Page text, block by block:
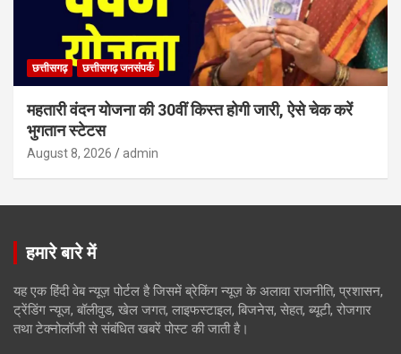
छत्तीसगढ़ छत्तीसगढ़ जनसंपर्क
महतारी वंदन योजना की 30वीं किस्त होगी जारी, ऐसे चेक करें
भुगतान स्टेटस
August 8, 2026 admin
हमारे बारे में
यह एक हिंदी वेब न्यूज़ पोर्टल है जिसमें ब्रेकिंग न्यूज़ के अलावा राजनीति, प्रशासन,
ट्रेंडिंग न्यूज, बॉलीवुड, खेल जगत, लाइफस्टाइल, बिजनेस, सेहत, ब्यूटी, रोजगार
तथा टेक्नोलॉजी से संबंधित खबरें पोस्ट की जाती है।